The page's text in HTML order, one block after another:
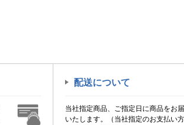
配送について
当社指定商品、ご指定日に商品をお
いたします。（当社指定のお支払い